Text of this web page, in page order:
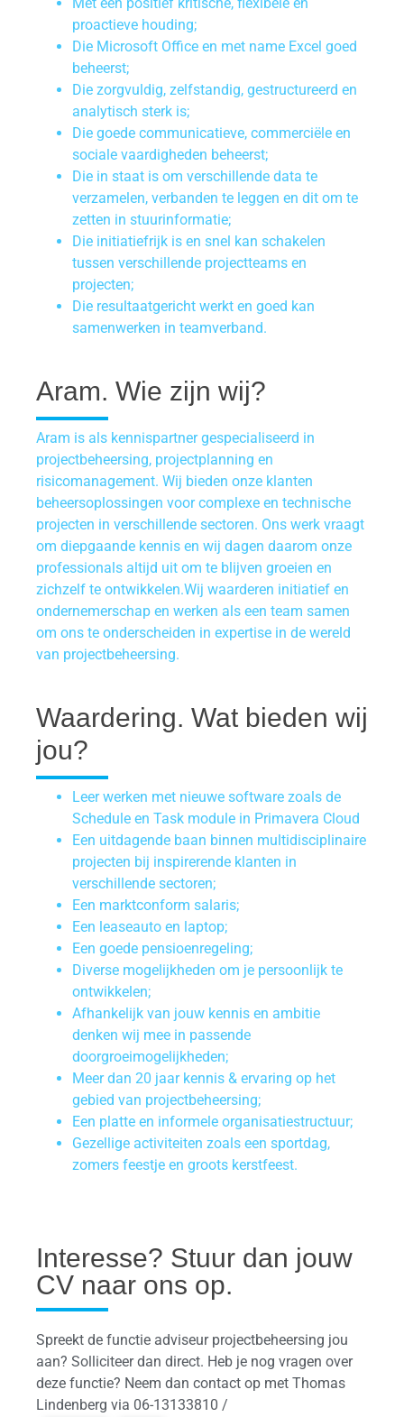
proactieve houding;
Die Microsoft Office en met name Excel goed
beheerst;
Die zorgvuldig, zelfstandig, gestructureerd en
analytisch sterk is;
Die goede communicatieve, commerciële en
sociale vaardigheden beheerst;
Die in staat is om verschillende data te
verzamelen, verbanden te leggen en dit om te
zetten in stuurinformatie;
Die initiatiefrijk is en snel kan schakelen
tussen verschillende projectteams en
projecten;
Die resultaatgericht werkt en goed kan
samenwerken in teamverband.
Aram. Wie zijn wij?
Aram is als kennispartner gespecialiseerd in
projectbeheersing, projectplanning en
risicomanagement. Wij bieden onze klanten
beheersoplossingen voor complexe en technische
projecten in verschillende sectoren. Ons werk vraagt
om diepgaande kennis en wij dagen daarom onze
professionals altijd uit om te blijven groeien en
zichzelf te ontwikkelen.Wij waarderen initiatief en
ondernemerschap en werken als een team samen
om ons te onderscheiden in expertise in de wereld
van projectbeheersing.
Waardering. Wat bieden wij
jou?
Leer werken met nieuwe software zoals de
Schedule en Task module in Primavera Cloud
Een uitdagende baan binnen multidisciplinaire
projecten bij inspirerende klanten in
verschillende sectoren;
Een marktconform salaris;
Een leaseauto en laptop;
Een goede pensioenregeling;
Diverse mogelijkheden om je persoonlijk te
ontwikkelen;
Afhankelijk van jouw kennis en ambitie
denken wij mee in passende
doorgroeimogelijkheden;
Meer dan 20 jaar kennis & ervaring op het
gebied van projectbeheersing;
Een platte en informele organisatiestructuur;
Gezellige activiteiten zoals een sportdag,
zomers feestje en groots kerstfeest.
Interesse? Stuur dan jouw
CV naar ons op.
Spreekt de functie adviseur projectbeheersing jou
aan? Solliciteer dan direct. Heb je nog vragen over
deze functie? Neem dan contact op met Thomas
Lindenberg via 06-13133810 /